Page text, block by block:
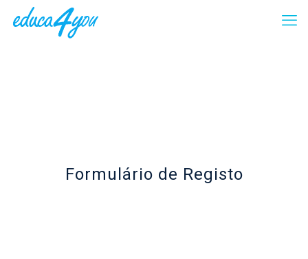
Formulário de Registo